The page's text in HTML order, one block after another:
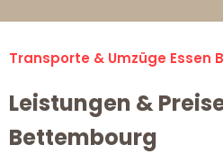
Transporte & Umzüge Essen
Leistungen &
Bettembourg